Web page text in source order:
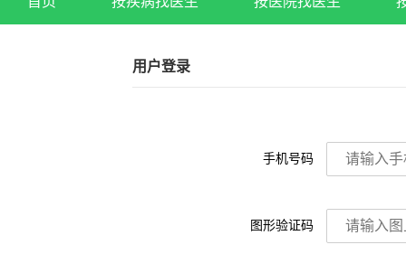
用户登录
手机号码
图形验证码